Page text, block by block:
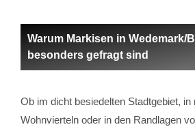
Warum Markisen in Wedemark/
besonders gefragt sind
Ob im dicht besiedelten Stadtgebiet, in
Wohnvierteln oder in den Randlagen